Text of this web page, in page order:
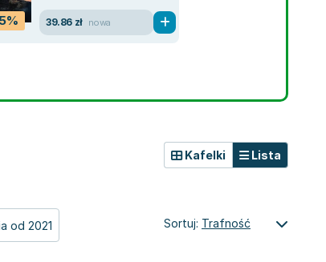
39.86 zł nowa
od 2021
Kafelki Lista
Sortuj: Trafność